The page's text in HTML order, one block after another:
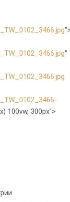
"
100vw, 300px">